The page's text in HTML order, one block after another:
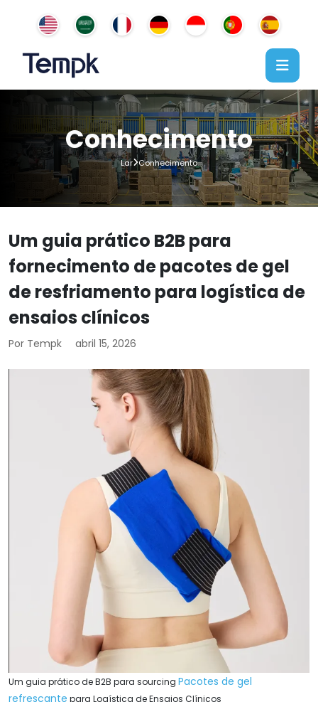
Conhecimento
Lar Conhecimento
Um guia prático B2B para
fornecimento de pacotes de gel
de resfriamento para logística de
ensaios clínicos
Por Tempk abril 15, 2026
Um guia prático de B2B para sourcing Pacotes de gel
refrescante para Logística de Ensaios Clínicos